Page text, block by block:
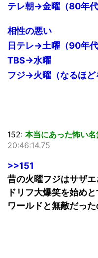
テレ朝→金曜（80年代
相性の悪い
日テレ→土曜（90年代
TBS→水曜
フジ→火曜（なるほど
152: 本当にあった怖い名
20:46:14.75
>>151
昔の火曜フジはサザ
ドリフ大爆笑を始め
ワールドと無敵だった